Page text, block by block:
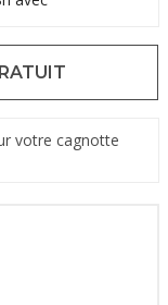
votre cagnotte